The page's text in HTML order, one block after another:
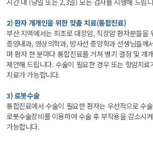
2) 환자 개개인을 위한 맞춤 치료(통합진료)
부산 지역에서는 최초로 대장암, 직장암 환자분들을
종양내과, 영상의학과, 방사선 종양학과 선생님들께
며 환자 한 분마다 통합진료를 거쳐 병기 결정 및 개
제안해 드립니다. 수술이 필요한 경우 또는 항암치
치료가 가능합니다.
3) 로봇수술
통합진료에서 수술이 필요한 환자는 우선적으로 수
로봇수술장비를 이용하여 수술 후 부작용을 감소시
가능합니다.